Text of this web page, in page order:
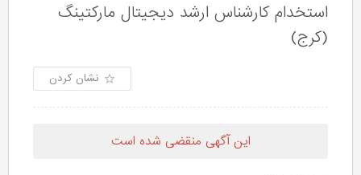
استخدام کارشناس ارشد دیجیتال مارکتینگ
(کرج)
نشان کردن
این آگهی منقضی شده است